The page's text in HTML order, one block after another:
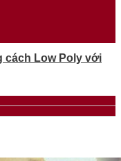
cách Low Poly với